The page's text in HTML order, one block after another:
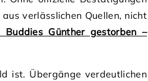
verlässlichen Quellen, nicht
Buddies Günther gestorben –
ist. Übergänge verdeutlichen